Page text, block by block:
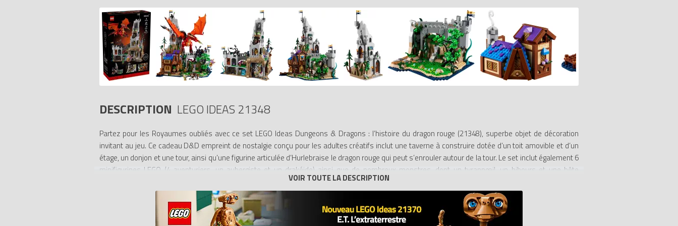
DESCRIPTION LEGO IDEAS 21348
Partez pour les Royaumes oubliés avec ce set LEGO Ideas Dungeons & Dragons : l’histoire du dragon rouge (21348), superbe objet de décoration
invitant au jeu. Ce cadeau D&D empreint de nostalgie conçu pour les adultes créatifs inclut une taverne à construire dotée d’un toit amovible et d’un
étage, un donjon et une tour, ainsi qu’une figurine articulée d’Hurlebraise le dragon rouge qui peut s’enrouler autour de la tour. Le set inclut également 6
minifigurines LEGO (4 aventuriers, un aubergiste et un drakéide) ainsi que de nombreux monstres, dont un tyrannœil, un hibours et une bête
éclipsante. Chaque minifigurine, sauf celle d’Alax Jadécailles, a 2 têtes interchangeables.
Ce set pour adultes, créé en collaboration avec Wizards of the Coast, inclut une campagne personnalisée développée par l’équipe du jeu D&D !
Téléchargez-la pour démarrer votre quête. Des objets magiques et des surprises se cachent un peu partout... Mais prenez garde aux pièges, aux
monstres et à l’énorme dragon rouge.